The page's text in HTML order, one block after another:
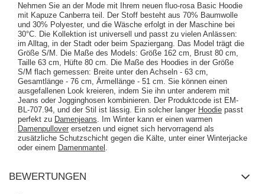
Nehmen Sie an der Mode mit Ihrem neuen fluo-rosa Basic Hoodie
mit Kapuze Canberra teil. Der Stoff besteht aus 70% Baumwolle
und 30% Polyester, und die Wäsche erfolgt in der Maschine bei
30°C. Die Kollektion ist universell und passt zu vielen Anlässen:
im Alltag, in der Stadt oder beim Spaziergang. Das Model trägt die
Größe S/M. Die Maße des Models: Größe 162 cm, Brust 80 cm,
Taille 63 cm, Hüfte 80 cm. Die Maße des Hoodies in der Größe
S/M flach gemessen: Breite unter den Achseln - 63 cm,
Gesamtlänge - 76 cm, Ärmellänge - 51 cm. Sie können einen
ausgefallenen Look kreieren, indem Sie ihn unter anderem mit
Jeans oder Jogginghosen kombinieren. Der Produktcode ist EM-
BL-707.94, und der Stil ist lässig. Ein solcher langer Hoodie passt
perfekt zu Damenjeans . Im Winter kann er einen warmen
Damenpullover ersetzen und eignet sich hervorragend als
zusätzliche Schutzschicht gegen die Kälte, unter einer Winterjacke
oder einem Damenmantel
BEWERTUNGEN